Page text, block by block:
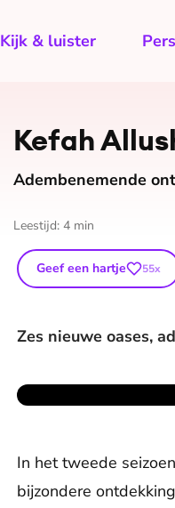
Kijk & luister
Kefah
Adembenemende
Leestijd: 4 min
Geef een hartje 55x
Zes nieuwe oases,
In het tweede
bijzondere